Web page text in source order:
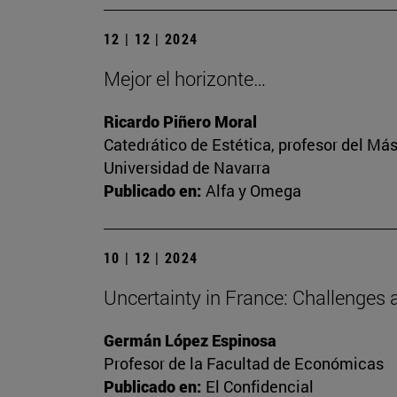
12 | 12 | 2024
Mejor el horizonte…
Ricardo Piñero Moral
Catedrático de Estética, profesor del
Universidad de Navarra
Publicado en: Alfa y Omega
10 | 12 | 2024
Uncertainty in France:
Germán López Espinosa
Profesor de la Facultad de Económicas
Publicado en: El Confidencial